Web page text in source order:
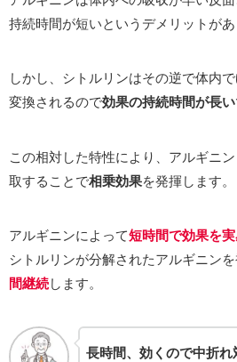
持続時間が短いというデメリットがあ
しかし、シトルリンはその逆で体内
変換されるので効果の持続時間が長い
この相対した特性により、アルギニ
取することで相乗効果を発揮します。
アルギニンによって短時間で効果を
シトルリンが分解されたアルギニン
間継続します。
長時間、効くので中折れ